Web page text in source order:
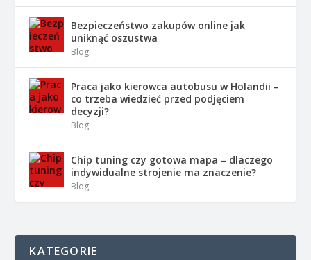
Bezpieczeństwo zakupów online jak
uniknąć oszustwa
Blog
Praca jako kierowca autobusu w Holandii –
co trzeba wiedzieć przed podjęciem
decyzji?
Blog
Chip tuning czy gotowa mapa – dlaczego
indywidualne strojenie ma znaczenie?
Blog
KATEGORIE